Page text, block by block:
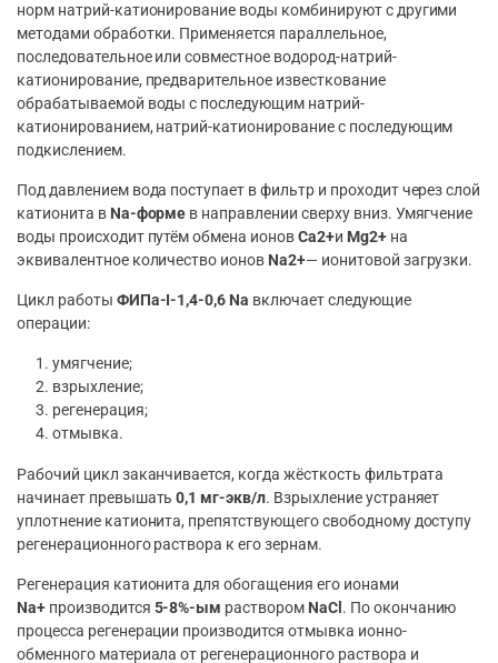
норм натрий-катионирование воды комбинируют с другими
методами обработки. Применяется параллельное,
последовательное или совместное водород-натрий-
катионирование, предварительное известкование
обрабатываемой воды с последующим натрий-
катионированием, натрий-катионирование с последующим
подкислением.
Под давлением вода поступает в фильтр и проходит через слой
катионита в Na-форме в направлении сверху вниз. Умягчение
воды происходит путём обмена ионовCa2+и Mg2+на
эквивалентное количество ионов Na2+— ионитовой загрузки.
Цикл работы ФИПа-I-1,4-0,6 Na включает следующие
операции:
умягчение;
взрыхление;
регенерация;
отмывка.
Рабочий цикл заканчивается, когда жёсткость фильтрата
начинает превышать 0,1 мг-экв/л. Взрыхление устраняет
уплотнение катионита, препятствующего свободному доступу
регенерационного раствора к его зернам.
Регенерация катионита для обогащения его ионами
Na+производится 5-8%-ым раствором NaCl . По окончанию
процесса регенерации производится отмывка ионно-
обменного материала от регенерационного раствора и